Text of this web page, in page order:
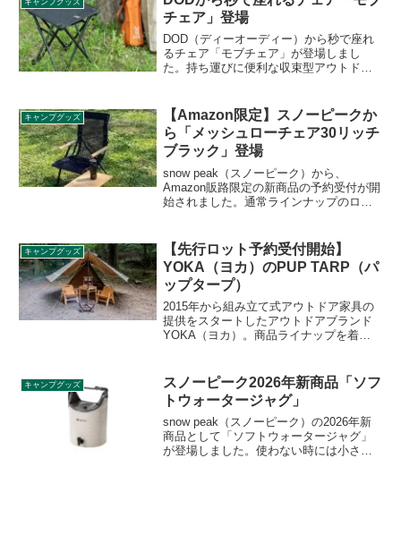
キャンプグッズ
チェア」登場
DOD（ディーオーディー）から秒で座れ
るチェア「モブチェア」が登場しまし
た。持ち運びに便利な収束型アウトドア
よりも座面が高く、35cmに設計されてお
り、足腰への負担を軽減し、快適な座り
心地を実現します。詳細をレビューしま
す。
キャンプグッズ
【Amazon限定】スノーピークか
ら「メッシュローチェア30リッチ
ブラック」登場
snow peak（スノーピーク）から、
Amazon販路限定の新商品の予約受付が開
始されました。通常ラインナップのロー
す。詳細をレビューします。
キャンプグッズ
【先行ロット予約受付開始】
YOKA（ヨカ）のPUP TARP（パ
ップタープ）
2015年から組み立て式アウトドア家具の
提供をスタートしたアウトドアブランド
YOKA（ヨカ）。商品ライナップを着々
登場しました。詳細をレビューします。
キャンプグッズ
スノーピーク2026年新商品「ソフ
トウォータージャグ」
snow peak（スノーピーク）の2026年新
商品として「ソフトウォータージャグ」
が登場しました。使わない時には小さく